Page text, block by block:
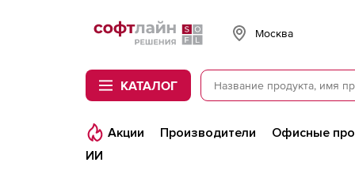
Softline
Москва
КАТАЛОГ
Акции Производители Офисные
ИИ